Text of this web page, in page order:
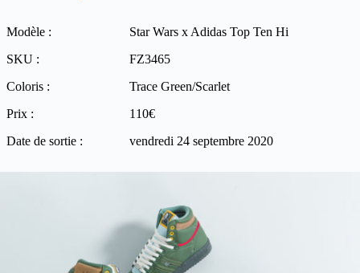
Modèle :
Star Wars x Adidas Top Ten Hi
SKU :
FZ3465
Coloris :
Trace Green/Scarlet
Prix :
110€
Date de sortie :
vendredi 24 septembre 2020